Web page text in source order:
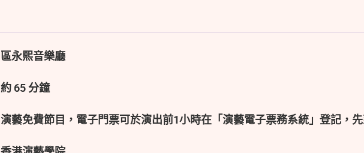
區永熙音樂廳
約 65 分鐘
演藝免費節目，電子門票可於演出前1小時在「演藝電子票務系統」登記，